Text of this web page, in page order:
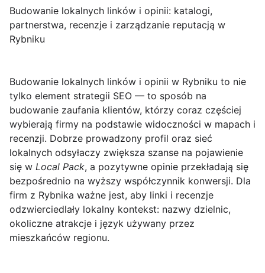
Budowanie lokalnych linków i opinii: katalogi,
partnerstwa, recenzje i zarządzanie reputacją w
Rybniku
Budowanie lokalnych linków i opinii w Rybniku to nie
tylko element strategii SEO — to sposób na
budowanie zaufania klientów, którzy coraz częściej
wybierają firmy na podstawie widoczności w mapach i
recenzji. Dobrze prowadzony profil oraz sieć
lokalnych odsyłaczy zwiększa szanse na pojawienie
się w Local Pack, a pozytywne opinie przekładają się
bezpośrednio na wyższy współczynnik konwersji. Dla
firm z Rybnika ważne jest, aby linki i recenzje
odzwierciedlały lokalny kontekst: nazwy dzielnic,
okoliczne atrakcje i język używany przez
mieszkańców regionu.